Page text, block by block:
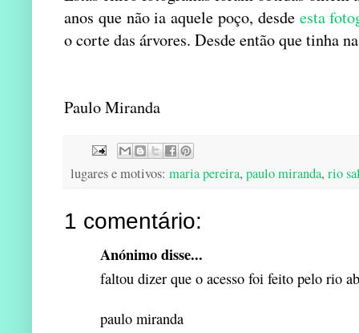
anos que não ia aquele poço, desde esta
o corte das árvores. Desde então que tinha
Paulo Miranda
lugares e motivos: maria pereira, paulo miranda, rio
1 comentário:
Anónimo disse...
faltou dizer que o acesso foi feito pelo rio
paulo miranda